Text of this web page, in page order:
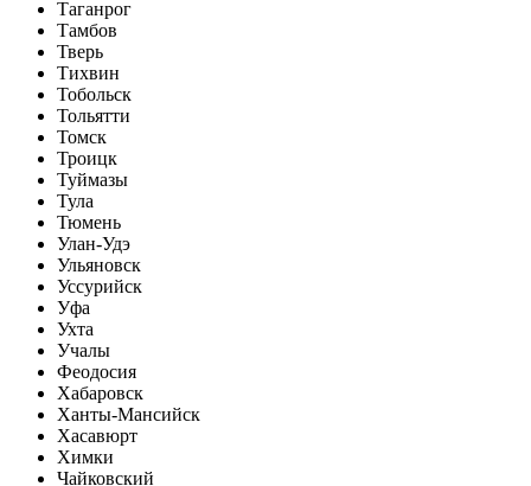
Таганрог
Тамбов
Тверь
Тихвин
Тобольск
Тольятти
Томск
Троицк
Туймазы
Тула
Тюмень
Улан-Удэ
Ульяновск
Уссурийск
Уфа
Ухта
Учалы
Феодосия
Хабаровск
Ханты-Мансийск
Хасавюрт
Химки
Чайковский